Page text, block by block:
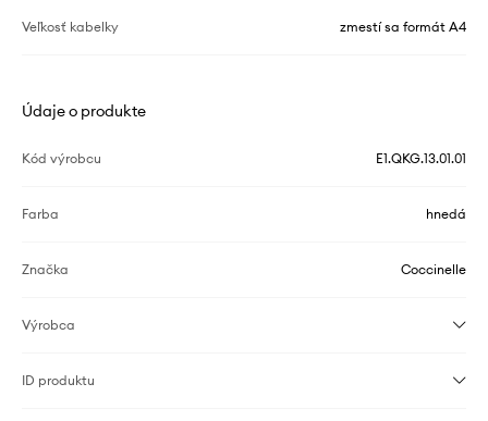
Veľkosť kabelky zmestí sa formát A4
Údaje o produkte
Kód výrobcu E1.QKG.13.01.01
Farba hnedá
Značka Coccinelle
Výrobca
ID produktu